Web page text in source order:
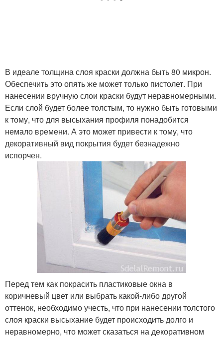
В идеале толщина слоя краски должна быть 80 микрон.
Обеспечить это опять же может только пистолет. При
нанесении вручную слои краски будут неравномерными.
Если слой будет более толстым, то нужно быть готовыми
к тому, что для высыхания профиля понадобится
немало времени. А это может привести к тому, что
декоративный вид покрытия будет безнадежно
испорчен.
Перед тем как покрасить пластиковые окна в
коричневый цвет или выбрать какой-либо другой
оттенок, необходимо учесть, что при нанесении толстого
слоя краски высыхание будет происходить долго и
неравномерно, что может сказаться на декоративном